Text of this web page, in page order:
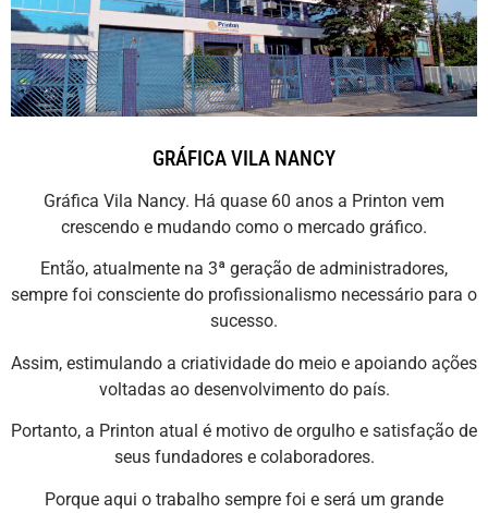
GRÁFICA VILA NANCY
Gráfica Vila Nancy. Há quase 60 anos a Printon vem
crescendo e mudando como o mercado gráfico.
Então, atualmente na 3ª geração de administradores,
sempre foi consciente do profissionalismo necessário para o
sucesso.
Assim, estimulando a criatividade do meio e apoiando ações
voltadas ao desenvolvimento do país.
Portanto, a Printon atual é motivo de orgulho e satisfação de
seus fundadores e colaboradores.
Porque aqui o trabalho sempre foi e será um grande